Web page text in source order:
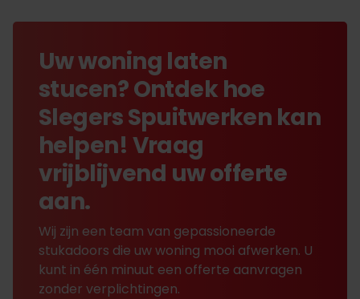
Uw woning laten
stucen? Ontdek hoe
Slegers Spuitwerken kan
helpen! Vraag
vrijblijvend uw offerte
aan.
Wij zijn een team van gepassioneerde
stukadoors die uw woning mooi afwerken. U
kunt in één minuut een offerte aanvragen
zonder verplichtingen.